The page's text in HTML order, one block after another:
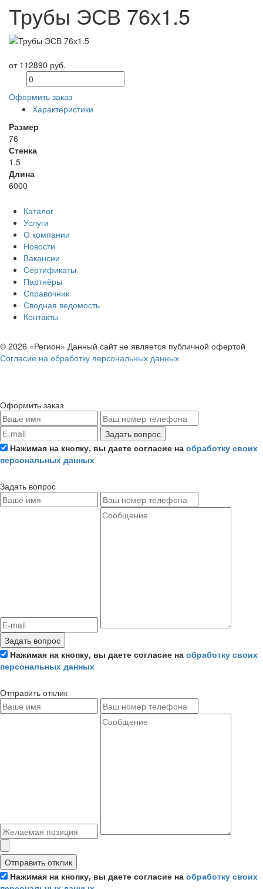
Трубы ЭСВ 76х1.5
от 112890 руб.
Оформить заказ
Характеристики
Размер
76
Стенка
1.5
Длина
6000
Каталог
Услуги
О компании
Новости
Вакансии
Сертификаты
Партнёры
Справочник
Сводная ведомость
Контакты
© 2026 «Регион» Данный сайт не является публичной офертой
Согласие на обработку персональных данных
Оформить заказ
Задать вопрос
Нажимая на кнопку, вы даете согласие на обработку своих
персональных данных
Задать вопрос
Задать вопрос
Нажимая на кнопку, вы даете согласие на обработку своих
персональных данных
Отправить отклик
Отправить отклик
Нажимая на кнопку, вы даете согласие на обработку своих